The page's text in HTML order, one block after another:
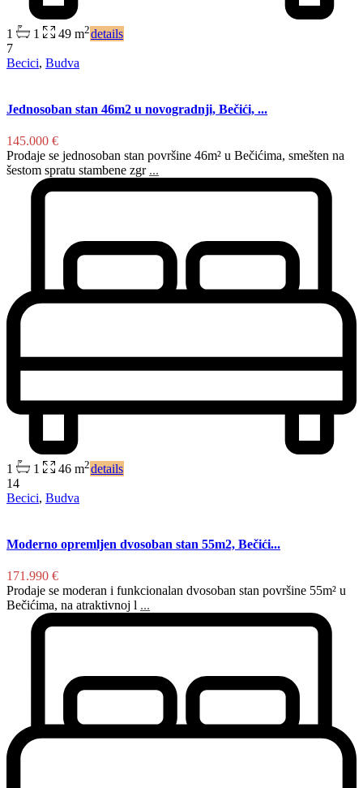
1 1 49 m2details
7
Becici, Budva
Jednosoban stan 46m2 u novogradnji, Bečići, ...
145.000 €
Prodaje se jednosoban stan površine 46m² u Bečićima, smešten na
šestom spratu stambene zgr ...
1 1 46 m2details
14
Becici, Budva
Moderno opremljen dvosoban stan 55m2, Bečići...
171.990 €
Prodaje se moderan i funkcionalan dvosoban stan površine 55m² u
Bečićima, na atraktivnoj l ...